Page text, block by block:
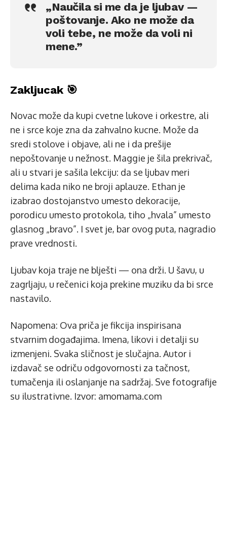
„Naučila si me da je ljubav —
poštovanje. Ako ne može da
voli tebe, ne može da voli ni
mene.”
Zakljucak 🎯
Novac može da kupi cvetne lukove i orkestre, ali
ne i srce koje zna da zahvalno kucne. Može da
sredi stolove i objave, ali ne i da prešije
nepoštovanje u nežnost. Maggie je šila prekrivač,
ali u stvari je sašila lekciju: da se ljubav meri
delima kada niko ne broji aplauze. Ethan je
izabrao dostojanstvo umesto dekoracije,
porodicu umesto protokola, tiho „hvala” umesto
glasnog „bravo”. I svet je, bar ovog puta, nagradio
prave vrednosti.
Ljubav koja traje ne blješti — ona drži. U šavu, u
zagrljaju, u rečenici koja prekine muziku da bi srce
nastavilo.
Napomena: Ova priča je fikcija inspirisana
stvarnim događajima. Imena, likovi i detalji su
izmenjeni. Svaka sličnost je slučajna. Autor i
izdavač se odriču odgovornosti za tačnost,
tumačenja ili oslanjanje na sadržaj. Sve fotografije
su ilustrativne. Izvor: amomama.com